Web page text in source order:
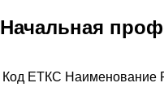
Начальная
Код ЕТКС Наименование